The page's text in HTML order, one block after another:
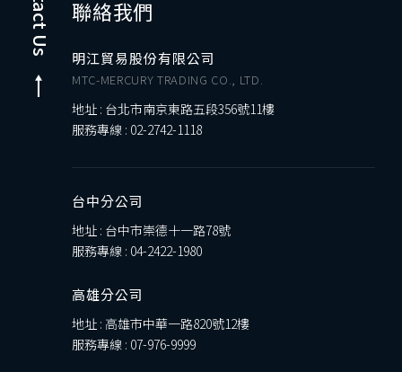
聯絡我們
明江貿易股份有限公司
MTC-MERCURY TRADING CO., LTD.
地址 : 台北市南京東路五段356號11樓
服務專線 : 02-2742-1118
台中分公司
地址 : 台中市崇德十一路78號
服務專線 : 04-2422-1980
高雄分公司
地址 : 高雄市中華一路820號12樓
服務專線 : 07-976-9999